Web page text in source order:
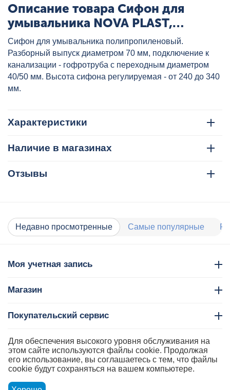
Описание товара Сифон для
умывальника NOVA PLAST,
артикул: 1051
Сифон для умывальника полипропиленовый.
Разборный выпуск диаметром 70 мм, подключение к
канализации - гофротруба с переходным диаметром
40/50 мм. Высота сифона регулируемая - от 240 до 340
мм.
Характеристики
Наличие в магазинах
Отзывы
Недавно просмотренные Самые популярные
Моя учетная запись
Магазин
Покупательский сервис
Контакты
Для обеспечения высокого уровня обслуживания на
этом сайте используются файлы cookie. Продолжая
его использование, вы соглашаетесь с тем, что файлы
cookie будут сохраняться на вашем компьютере.